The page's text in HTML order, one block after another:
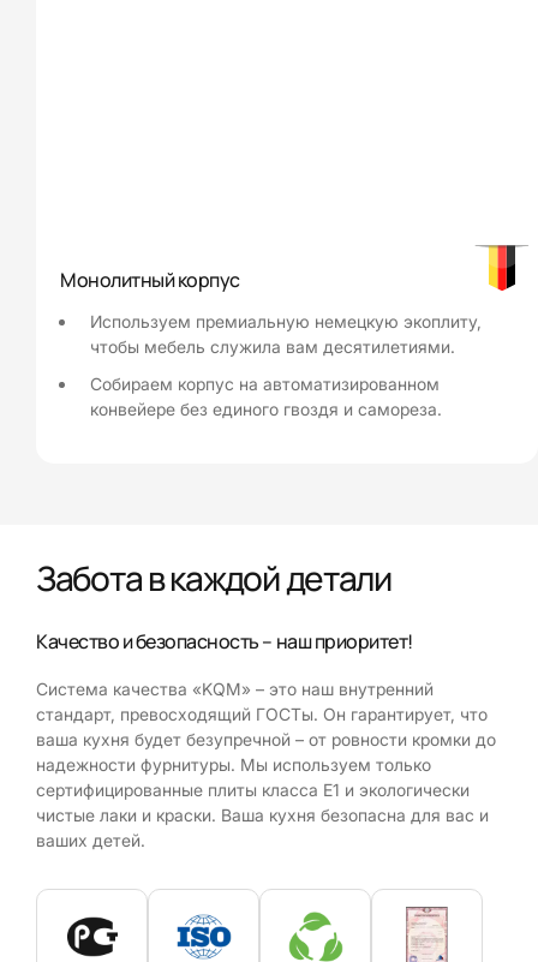
Монолитный корпус
Используем премиальную немецкую экоплиту,
чтобы мебель служила вам десятилетиями.
Собираем корпус на автоматизированном
конвейере без единого гвоздя и самореза.
Забота в каждой детали
Качество и безопасность – наш приоритет!
Система качества «KQM» – это наш внутренний
стандарт, превосходящий ГОСТы. Он гарантирует, что
ваша кухня будет безупречной – от ровности кромки до
надежности фурнитуры. Мы используем только
сертифицированные плиты класса E1 и экологически
чистые лаки и краски. Ваша кухня безопасна для вас и
ваших детей.